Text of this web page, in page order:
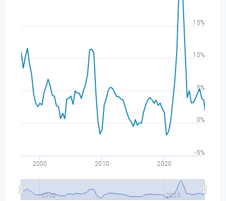
2000 2010 2020
2000 2020
-5%
0%
5%
10%
15%